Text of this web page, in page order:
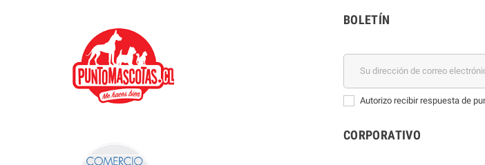
BOLETÍN
Autorizo recibir respuesta de
CORPORATIVO